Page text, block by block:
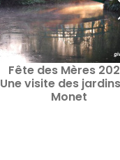
Fête des Mères
Une visite des
Monet